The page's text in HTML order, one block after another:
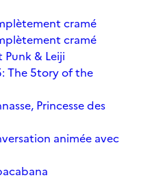
cramé
cramé
& Leiji
The 5tory of the
Princesse des
animée avec